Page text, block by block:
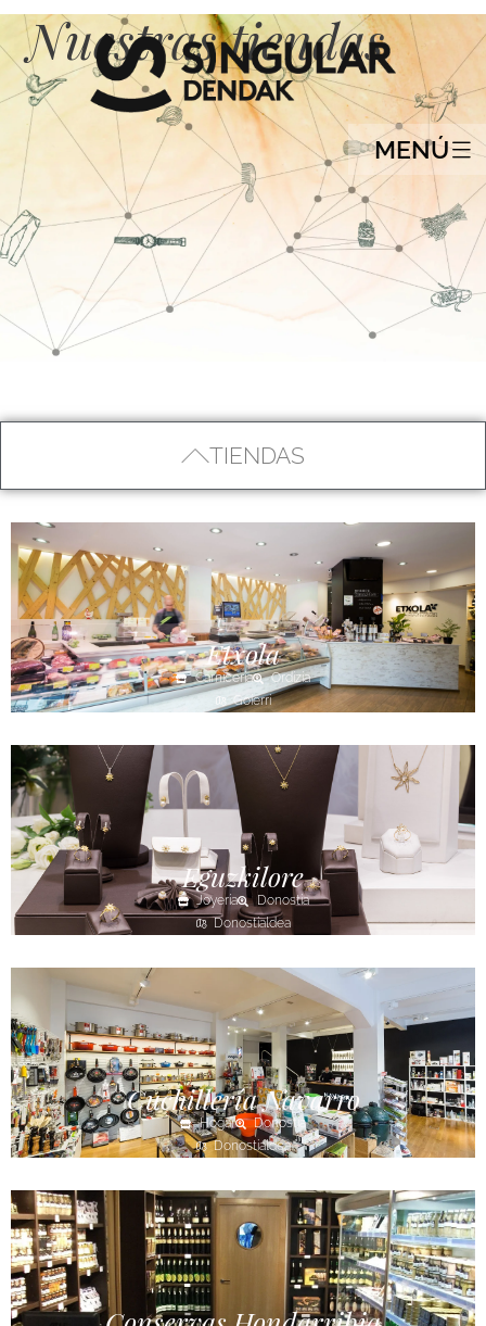
MENÚ
Nuestras tiendas
TIENDAS
Etxola
Carnicería
Ordizia
Goierri
Eguzkilore
Joyería
Donostia
Donostialdea
Cuchillería Navarro
Hogar
Donostia
Donostialdea